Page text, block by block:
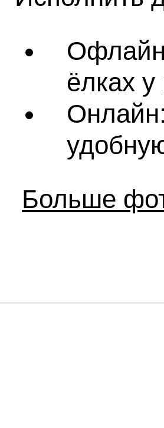
ёлках
Больше